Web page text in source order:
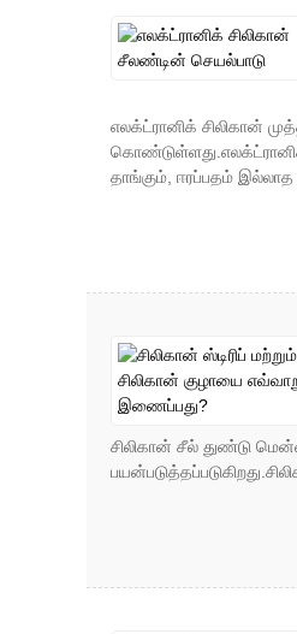
எலக்ட்ரானிக் சிலிகான்
தாங்கும், ஈரப்பதம்
சிலிகான் சீல் துண்டு